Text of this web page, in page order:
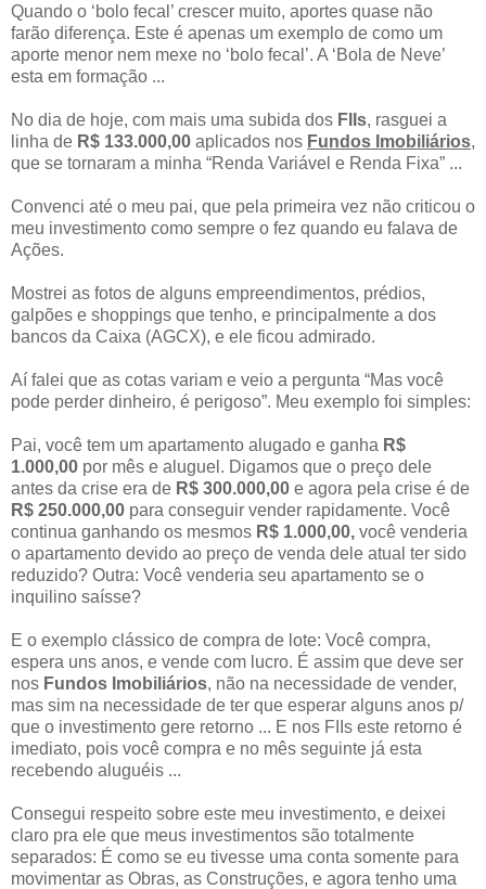
Quando o ‘bolo fecal’ crescer muito, aportes quase não
farão diferença. Este é apenas um exemplo de como um
aporte menor nem mexe no ‘bolo fecal’. A ‘Bola de Neve’
esta em formação ...
No dia de hoje, com mais uma subida dos FIIs, rasguei a
linha de R$ 133.000,00 aplicados nos Fundos Imobiliários,
que se tornaram a minha “Renda Variável e Renda Fixa” ...
Convenci até o meu pai, que pela primeira vez não criticou o
meu investimento como sempre o fez quando eu falava de
Ações.
Mostrei as fotos de alguns empreendimentos, prédios,
galpões e shoppings que tenho, e principalmente a dos
bancos da Caixa (AGCX), e ele ficou admirado.
Aí falei que as cotas variam e veio a pergunta “Mas você
pode perder dinheiro, é perigoso”. Meu exemplo foi simples:
Pai, você tem um apartamento alugado e ganha R$
1.000,00 por mês e aluguel. Digamos que o preço dele
antes da crise era de R$ 300.000,00 e agora pela crise é de
R$ 250.000,00 para conseguir vender rapidamente. Você
continua ganhando os mesmos R$ 1.000,00, você venderia
o apartamento devido ao preço de venda dele atual ter sido
reduzido? Outra: Você venderia seu apartamento se o
inquilino saísse?
E o exemplo clássico de compra de lote: Você compra,
espera uns anos, e vende com lucro. É assim que deve ser
nos Fundos Imobiliários, não na necessidade de vender,
mas sim na necessidade de ter que esperar alguns anos p/
que o investimento gere retorno ... E nos FIIs este retorno é
imediato, pois você compra e no mês seguinte já esta
recebendo aluguéis ...
Consegui respeito sobre este meu investimento, e deixei
claro pra ele que meus investimentos são totalmente
separados: É como se eu tivesse uma conta somente para
movimentar as Obras, as Construções, e agora tenho uma